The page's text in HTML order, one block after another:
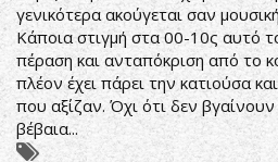
γενικότερα ακούγεται σαν
Κάποια στιγμή στα 00-10ς αυτό
πέραση και ανταπόκριση από το
πλέον έχει πάρει την κατιούσα
που αξίζαν. Όχι ότι δεν βγαίνουν
βέβαια...